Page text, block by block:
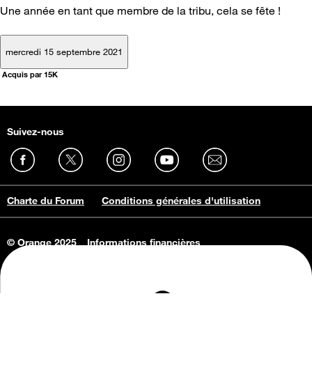
Une année en tant que membre de la tribu, cela se fête !
mercredi 15 septembre 2021
Acquis par 15K
Suivez-nous
Charte du Forum Conditions générales d'utilisation
© Orange 2025
Informations financières